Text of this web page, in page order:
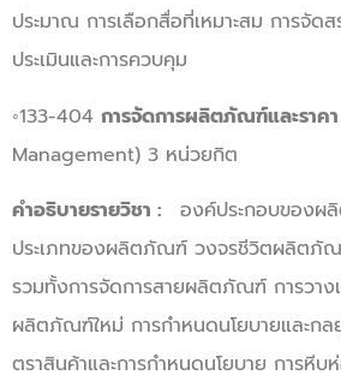
ประมาณ การเลือกสื่อที่เหมาะสม การจัด
ประเมินและการควบคุม
◦133-404 การจัดการผลิตภัณฑ์และราคา
Management) 3 หน่วยกิต
คำอธิบายรายวิชา : องค์ประกอบของ
ประเภทของผลิตภัณฑ์ วงจรชีวิตผลิต
รวมทั้งการจัดการสายผลิตภัณฑ์ การวา
ผลิตภัณฑ์ใหม่ การกำหนดนโยบายและก
ตราสินค้าและการกำหนดนโยบาย การหี